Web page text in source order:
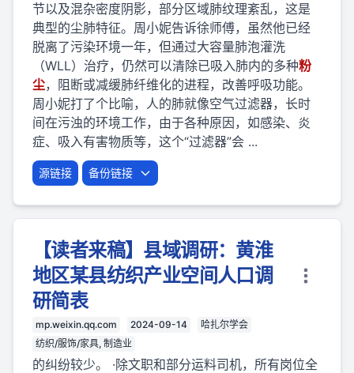
节以及混杂密度阴影，部分区域肺纹理紊乱，这是
典型的尘肺特征。周小妮告诉徐师傅，虽然他已经
脱离了污染环境一年，但通过大容量肺泡灌洗
（WLL）治疗，仍然可以清除已吸入肺内的多种粉
尘，阻断或减缓肺纤维化的进程，改善呼吸功能。
周小妮打了个比喻，人的肺就像空气过滤器，长时
间在污浊的环境工作，由于各种原因，如感染、炎
症、吸入有害物质等，这个“过滤器”会 ...
源链接 备份链接
【读者来稿】县域调研：黄淮
地区某县纺织产业空间人口调
研简表
mp.weixin.qq.com 2024-09-14
哈扎尔学会
纺织/服饰/家具, 制造业
的纠纷较少。 ·除文职和部分运料司机，所有岗位全